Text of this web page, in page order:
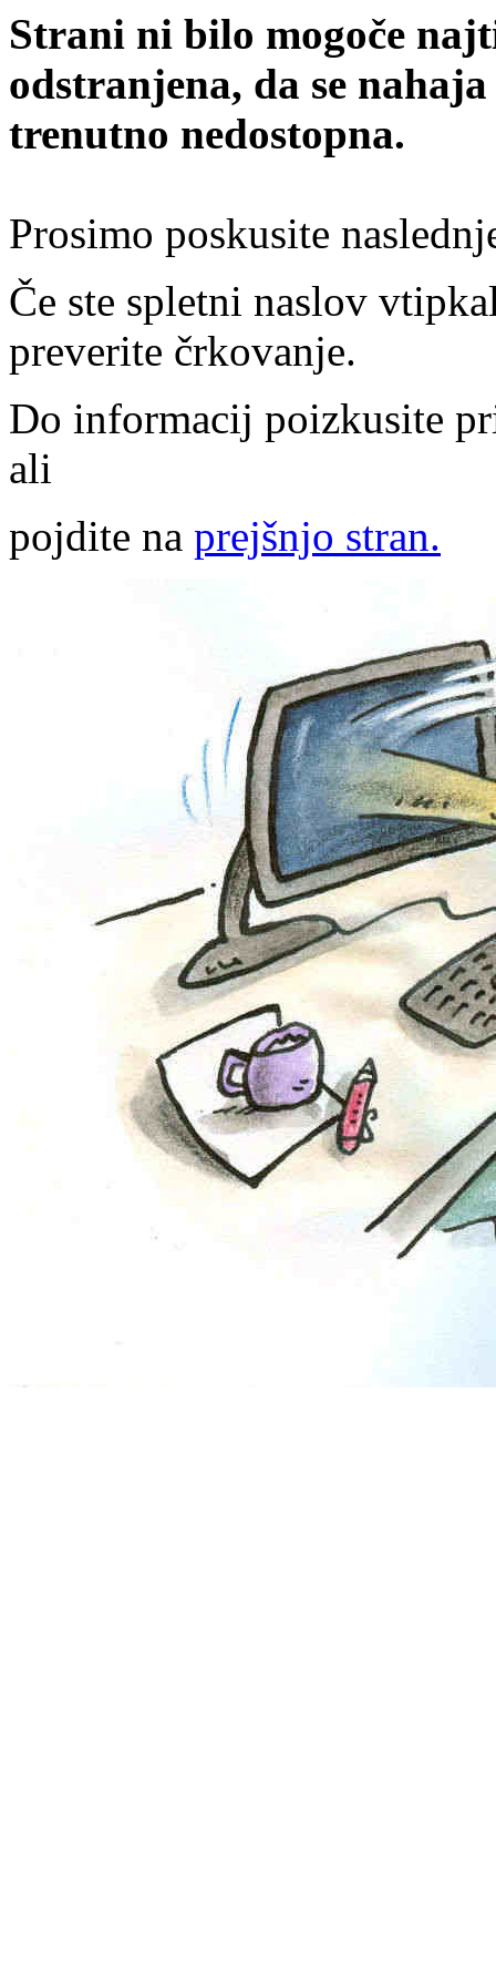
Strani ni bilo mogoče
odstranjena, da se
trenutno nedostopna.
Prosimo poskusite
Če ste spletni naslov
preverite črkovanje.
Do informacij poizkusite
ali
pojdite na prejšnjo stran.